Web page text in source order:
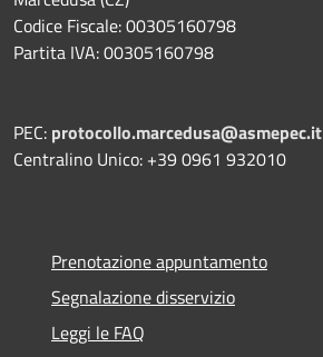
Codice Fiscale: 00305160798
Partita IVA: 00305160798
PEC: protocollo.marcedusa@asmepec.it
Centralino Unico: +39 0961 932010
Prenotazione appuntamento
Segnalazione disservizio
Leggi le FAQ